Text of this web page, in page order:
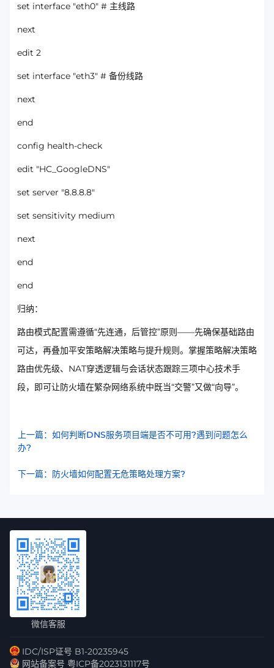
set interface "eth0" # 主线路
next
edit 2
set interface "eth3" # 备份线路
next
end
config health-check
edit "HC_GoogleDNS"
set server "8.8.8.8"
set sensitivity medium
next
end
end
归纳：
路由模式配置需遵循“先连通，后管控”原则——先确保基础路由
可达，再叠加平安策略解决策略与提升规则。掌握策略解决策略
路由优先级、NAT穿透逻辑与会话状态跟踪三项中心技术手
段，即可让防火墙在繁杂网络系统中既当“交警”又做“向导”。
上一篇：如何判断DNS服务项目端是否不可用?遇到问题怎么
办?
下一篇：防火墙如何配置无危策略处理方案?
微信客服
IDC/ISP证号 B1-20235945
网站备案号 粤ICP备2023131117号